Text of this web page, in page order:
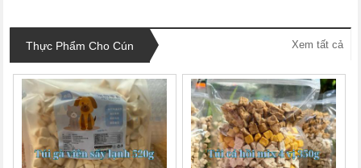
Thực Phẩm Cho Cún Xem tất cả